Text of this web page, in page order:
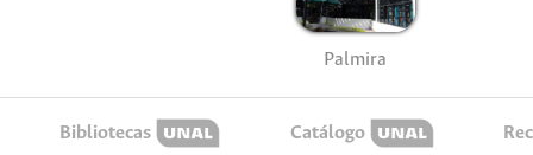
Palmira
Bibliotecas Catálogo